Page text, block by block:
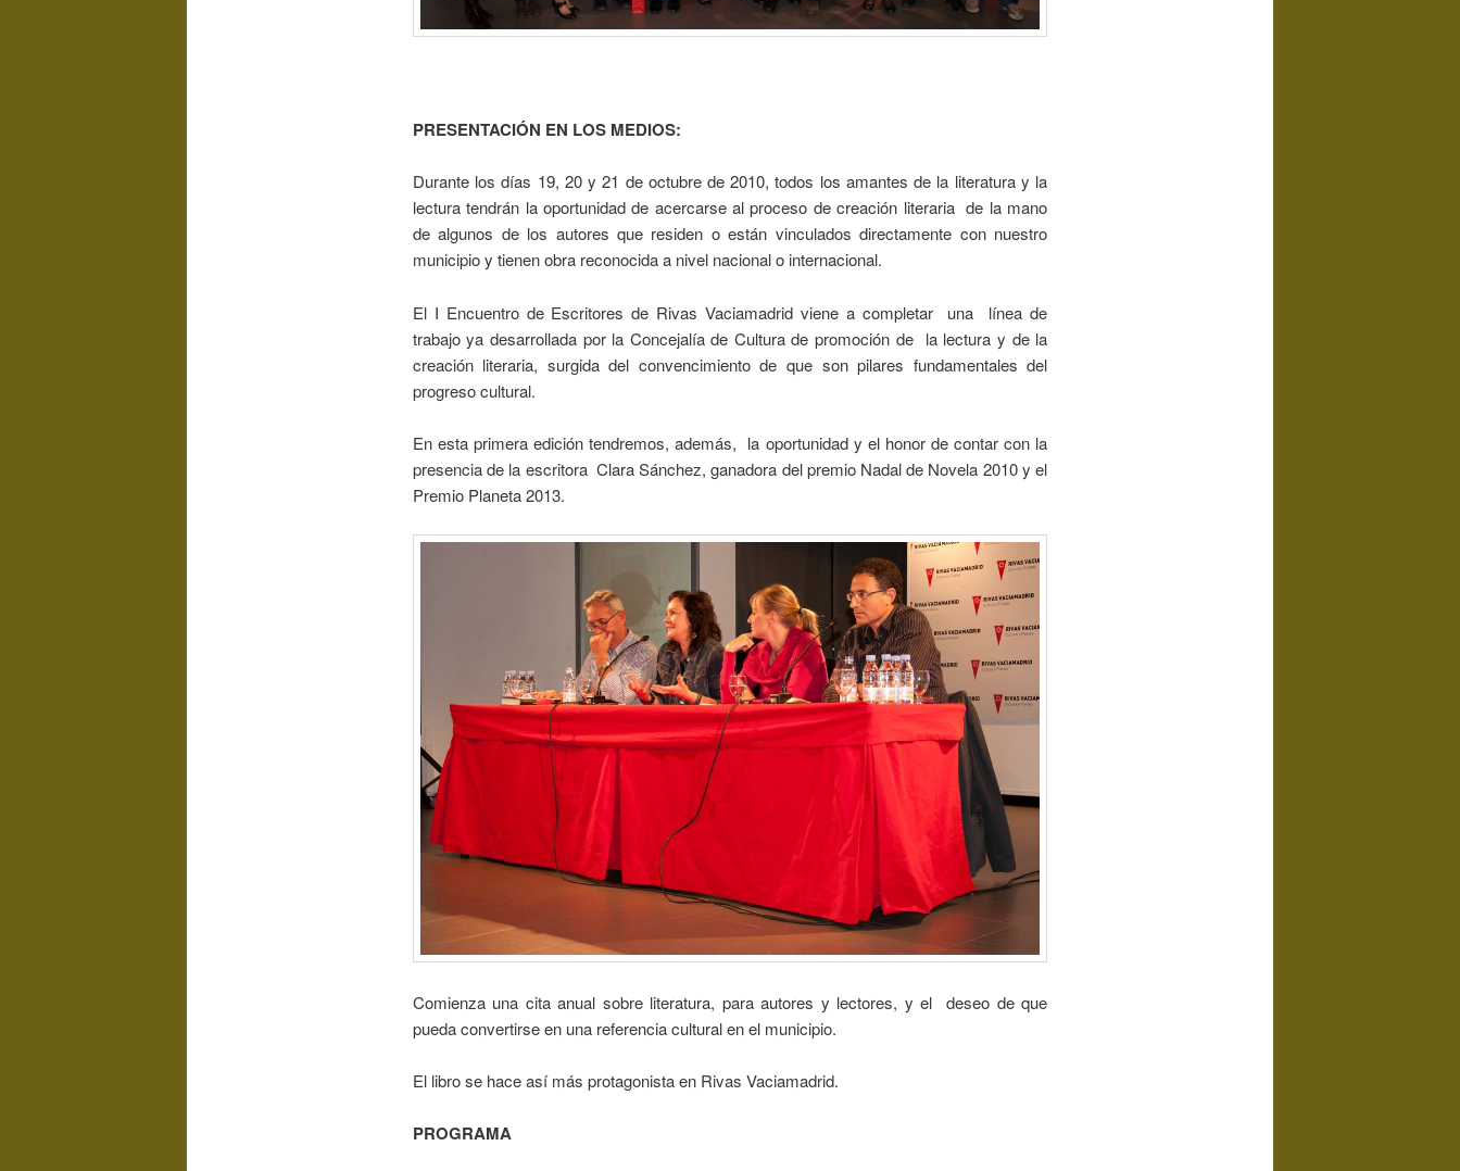
PRESENTACIÓN EN LOS MEDIOS:
Durante los días 19, 20 y 21 de octubre de 2010, todos los amantes de la literatura y la
lectura tendrán la oportunidad de acercarse al proceso de creación literaria de la mano
de algunos de los autores que residen o están vinculados directamente con nuestro
municipio y tienen obra reconocida a nivel nacional o internacional.
El I Encuentro de Escritores de Rivas Vaciamadrid viene a completar una línea de
trabajo ya desarrollada por la Concejalía de Cultura de promoción de la lectura y de la
creación literaria, surgida del convencimiento de que son pilares fundamentales del
progreso cultural.
En esta primera edición tendremos, además, la oportunidad y el honor de contar con la
presencia de la escritora Clara Sánchez, ganadora del premio Nadal de Novela 2010 y el
Premio Planeta 2013.
Comienza una cita anual sobre literatura, para autores y lectores, y el deseo de que
pueda convertirse en una referencia cultural en el municipio.
El libro se hace así más protagonista en Rivas Vaciamadrid.
PROGRAMA